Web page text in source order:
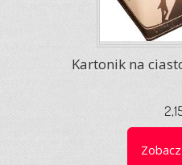
Kartonik na